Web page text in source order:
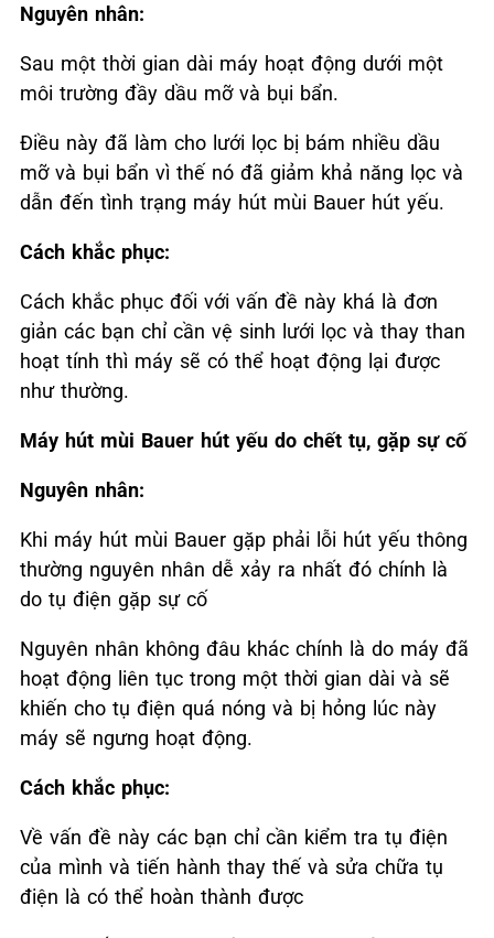
Nguyên nhân:
Sau một thời gian dài máy hoạt động dưới một
môi trường đầy dầu mỡ và bụi bẩn.
Điều này đã làm cho lưới lọc bị bám nhiều dầu
mỡ và bụi bẩn vì thế nó đã giảm khả năng lọc và
dẫn đến tình trạng máy hút mùi Bauer hút yếu.
Cách khắc phục:
Cách khắc phục đối với vấn đề này khá là đơn
giản các bạn chỉ cần vệ sinh lưới lọc và thay than
hoạt tính thì máy sẽ có thể hoạt động lại được
như thường.
Máy hút mùi Bauer hút yếu do chết tụ, gặp sự cố
Nguyên nhân:
Khi máy hút mùi Bauer gặp phải lỗi hút yếu thông
thường nguyên nhân dễ xảy ra nhất đó chính là
do tụ điện gặp sự cố
Nguyên nhân không đâu khác chính là do máy đã
hoạt động liên tục trong một thời gian dài và sẽ
khiến cho tụ điện quá nóng và bị hỏng lúc này
máy sẽ ngưng hoạt động.
Cách khắc phục:
Về vấn đề này các bạn chỉ cần kiểm tra tụ điện
của mình và tiến hành thay thế và sửa chữa tụ
điện là có thể hoàn thành được